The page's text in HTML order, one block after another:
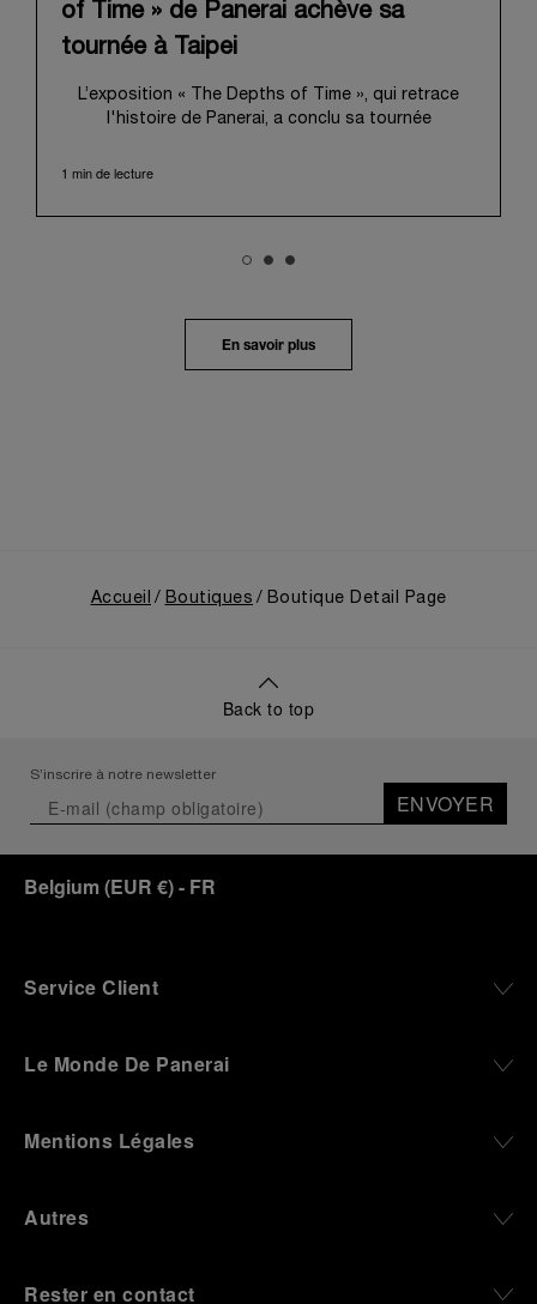
of Time » de Panerai achève sa
tournée à Taipei
L’exposition « The Depths of Time », qui retrace
l'histoire de Panerai, a conclu sa tournée
visiteurs ont pu venir l’admirer dans le Huashan
historique. Fort d'une histoire séculaire, ce lieu
mêlant harmonieusement le patrimoine local au
évolution depuis ses origines en tant que
1 min de lecture
En savoir plus
Accueil Boutiques Boutique Detail Page
Back to top
S’inscrire à notre newsletter
ENVOYER
Belgium (EUR €)- FR
Service Client
Le Monde De Panerai
Mentions Légales
Autres
Rester en contact